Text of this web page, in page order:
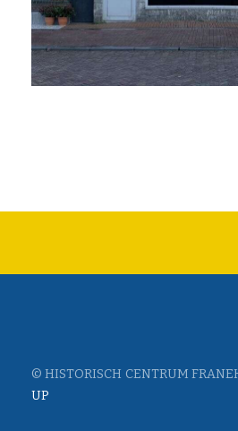
© HISTORISCH CENTRUM
UP